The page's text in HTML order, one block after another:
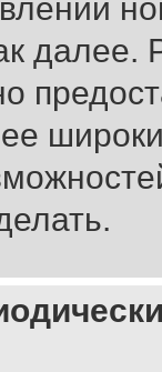
далее.